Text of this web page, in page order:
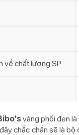
về chất lượng SP
vàng phối đen là
chắc chắn sẽ là